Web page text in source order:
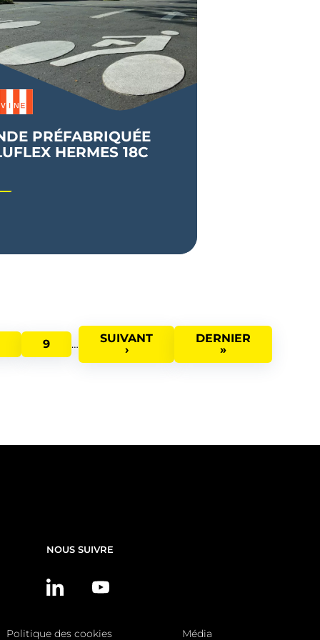
PRÉFABRIQUÉE
HERMES 18C
préfabriquée de marquage qui offre
PAGE
9 …
PAGE
SUIVANTE
SUIVANT
›
DERNIÈRE
PAGE
DERNIER
»
NOUS SUIVRE
Politique des cookies Média